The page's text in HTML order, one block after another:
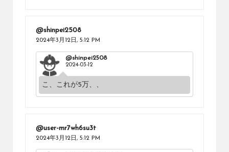
@shinpei2508
2024年3月12日, 5:12 PM
@shinpei2508
2024-03-12
こ、これが5万、、
@user-mr7wh6su3t
2024年3月12日, 5:12 PM